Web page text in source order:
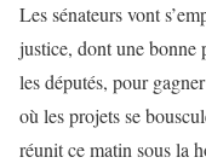
Les sénateurs vont
justice, dont une bonne
les députés, pour
où les projets se
réunit ce matin sous la